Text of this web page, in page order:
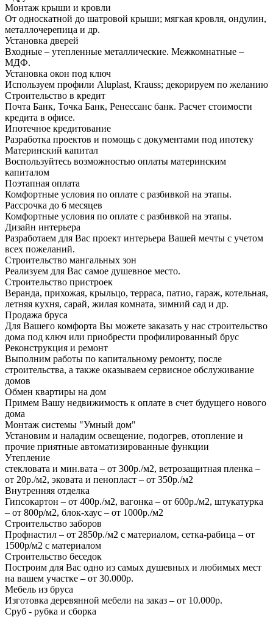
Монтаж крыши и кровли
От односкатной до шатровой крыши; мягкая кровля, ондулин,
металлочерепица и др.
Установка дверей
Входные – утепленные металлические. Межкомнатные –
МДФ.
Установка окон под ключ
Используем профили Aluplast, Krauss; декорируем по желанию
Строительство в кредит
Почта Банк, Точка Банк, Ренессанс банк. Расчет стоимости
кредита в офисе.
Ипотечное кредитование
Разработка проектов и помощь с документами под ипотеку
Материнский капитал
Воспользуйтесь возможностью оплаты материнским
капиталом
Поэтапная оплата
Комфортные условия по оплате с разбивкой на этапы.
Рассрочка до 6 месяцев
Комфортные условия по оплате с разбивкой на этапы.
Дизайн интерьера
Разработаем для Вас проект интерьера Вашей мечты с учетом
всех пожеланий.
Строительство мангальных зон
Реализуем для Вас самое душевное место.
Строительство пристроек
Веранда, прихожая, крыльцо, терраса, патио, гараж, котельная,
летняя кухня, сарай, жилая комната, зимний сад и др.
Продажа бруса
Для Вашего комфорта Вы можете заказать у нас строительство
дома под ключ или приобрести профилированный брус
Реконструкция и ремонт
Выполним работы по капитальному ремонту, после
строительства, а также оказываем сервисное обслуживание
домов
Обмен квартиры на дом
Примем Вашу недвижимость к оплате в счет будущего нового
дома
Монтаж системы "Умный дом"
Установим и наладим освещение, подогрев, отопление и
прочие приятные автоматизированные функции
Утепление
стекловата и мин.вата – от 300р./м2, ветрозащитная пленка –
от 20р./м2, эковата и пенопласт – от 350р./м2
Внутренняя отделка
Гипсокартон – от 400р./м2, вагонка – от 600р./м2, штукатурка
– от 800р/м2, блок-хаус – от 1000р./м2
Строительство заборов
Профнастил – от 2850р./м2 с материалом, сетка-рабица – от
1500р/м2 с материалом
Строительство беседок
Построим для Вас одно из самых душевных и любимых мест
на вашем участке – от 30.000р.
Мебель из бруса
Изготовка деревянной мебели на заказ – от 10.000р.
Сруб - рубка и сборка